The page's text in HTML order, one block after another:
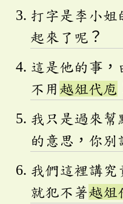
打字是李小姐
起來了呢？
這是他的事，
不用 越俎代庖
我只是過來幫
的意思，你別
我們這裡講究
就犯不著越俎